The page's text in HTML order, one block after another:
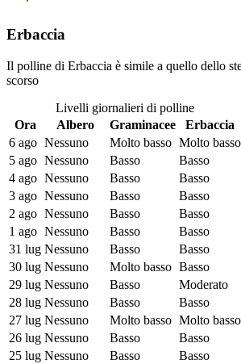
Erbaccia
Il polline di Erbaccia è simile a quello dello
scorso
Livelli giornalieri di polline
Ora
Albero Graminacee
Erbaccia
6 ago Nessuno Molto basso Molto basso
5 ago Nessuno Basso
Basso
4 ago Nessuno Basso
Basso
3 ago Nessuno Basso
Basso
2 ago Nessuno Basso
Basso
1 ago Nessuno Basso
Basso
31 lug Nessuno Basso
Basso
30 lug Nessuno Molto basso Basso
29 lug Nessuno Basso
Moderato
28 lug Nessuno Basso
Basso
27 lug Nessuno Molto basso Molto basso
26 lug Nessuno Basso
Basso
25 lug Nessuno Basso
Basso